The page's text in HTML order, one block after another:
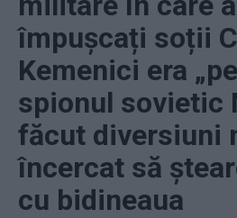
împușcați soții
Kemenici era
spionul sovietic
făcut diversiuni
încercat să
cu bidineaua